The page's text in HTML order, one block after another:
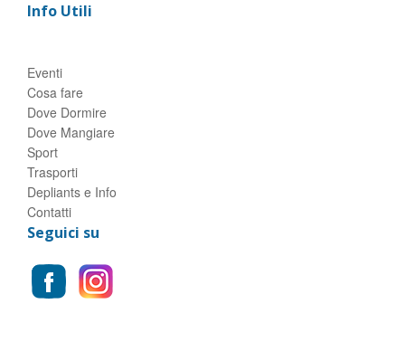
Info Utili
Eventi
Cosa fare
Dove Dormire
Dove Mangiare
Sport
Trasporti
Depliants e Info
Contatti
Seguici su